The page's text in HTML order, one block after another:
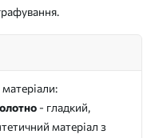
- гладкий,
матеріал з